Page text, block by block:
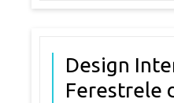
Design
Ferestrele